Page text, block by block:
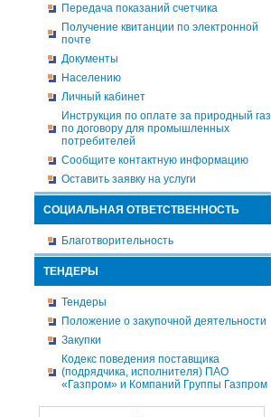
Передача показаний счетчика
Получение квитанции по электронной
почте
Документы
Населению
Личный кабинет
Инструкция по оплате за природный газ
по договору для промышленных
потребителей
Сообщите контактную информацию
Оставить заявку на услуги
СОЦИАЛЬНАЯ ОТВЕТСТВЕННОСТЬ
Благотворительность
ТЕНДЕРЫ
Тендеры
Положение о закупочной деятельности
Закупки
Кодекс поведения поставщика
(подрядчика, исполнителя) ПАО
«Газпром» и Компаний Группы Газпром